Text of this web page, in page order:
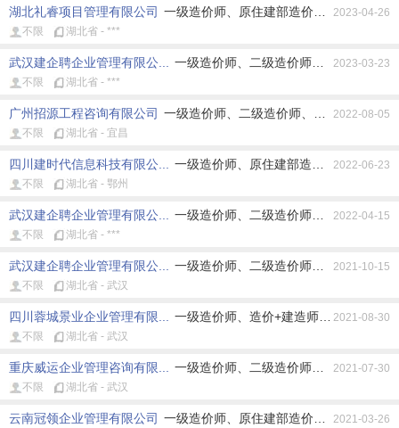
湖北礼睿项目管理有限公司 一级造价师、原住建部造价师、原水利部
2023-04-26
不限
湖北省 - ***
武汉建企聘企业管理有限公... 一级造价师、二级造价师、原住建部造
2023-03-23
不限
湖北省 - ***
广州招源工程咨询有限公司 一级造价师、二级造价师、原住建部造价
2022-08-05
不限
湖北省 - 宜昌
四川建时代信息科技有限公... 一级造价师、原住建部造价师、造价+建
2022-06-23
不限
湖北省 - 鄂州
武汉建企聘企业管理有限公... 一级造价师、二级造价师、原住建部造
2022-04-15
不限
湖北省 - ***
武汉建企聘企业管理有限公... 一级造价师、二级造价师、原住建部造
2021-10-15
不限
湖北省 - 武汉
四川蓉城景业企业管理有限... 一级造价师、造价+建造师、造价+监理
2021-08-30
不限
湖北省 - 武汉
重庆威运企业管理咨询有限... 一级造价师、二级造价师、原住建部造
2021-07-30
不限
湖北省 - 武汉
云南冠领企业管理有限公司 一级造价师、原住建部造价师、原水利部
2021-03-26